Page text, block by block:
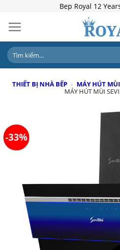
content
Bep Royal 12
Tìm
kiếm:
THIẾT BỊ NHÀ BẾP » MÁY HÚT MÙI
MÁY HÚT MÙI
-33%